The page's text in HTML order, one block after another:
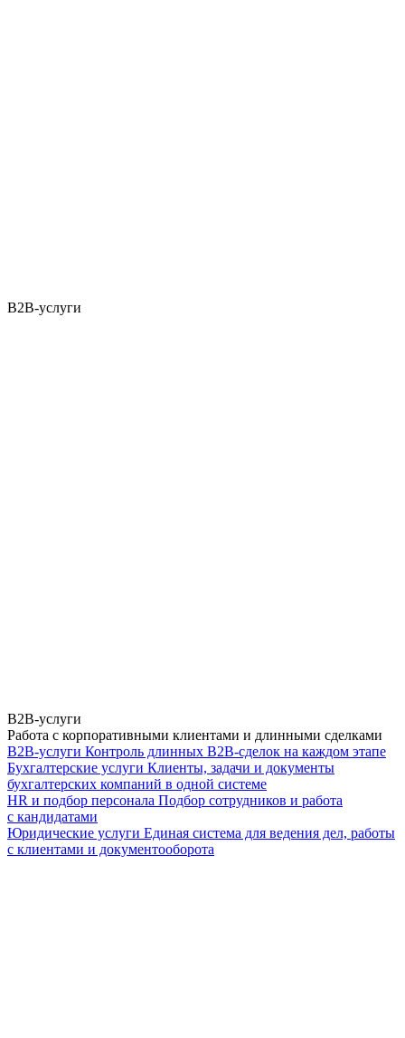
B2B-услуги
B2B-услуги
Работа с корпоративными клиентами и длинными сделками
B2B-услуги Контроль длинных B2B-сделок на каждом этапе
Бухгалтерские услуги Клиенты, задачи и документы
бухгалтерских компаний в одной системе
HR и подбор персонала Подбор сотрудников и работа
с кандидатами
Юридические услуги Единая система для ведения дел, работы
с клиентами и документооборота